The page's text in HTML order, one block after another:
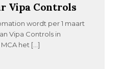
Vipa Controls
wordt per 1 maart
Vipa Controls in
het […]